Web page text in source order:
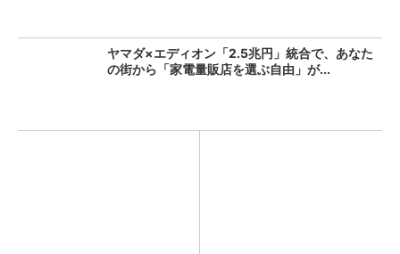
ヤマダ×エディオン「2.5兆円」統合で、あなた
の街から「家電量販店を選ぶ自由」が...